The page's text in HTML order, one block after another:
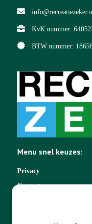
KvK nummer:
BTW nummer:
Menu snel keuzes:
Privacy
Contact